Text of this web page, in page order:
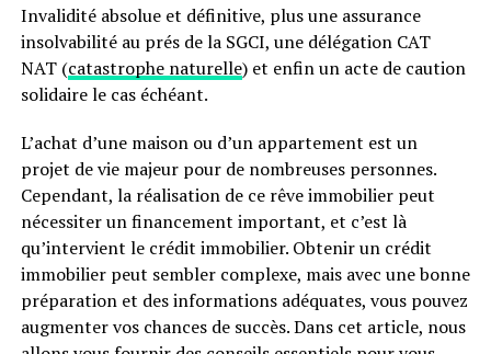
Invalidité absolue et définitive, plus une assurance
insolvabilité au prés de la SGCI, une délégation CAT
NAT (catastrophe naturelle) et enfin un acte de caution
solidaire le cas échéant.
L’achat d’une maison ou d’un appartement est un
projet de vie majeur pour de nombreuses personnes.
Cependant, la réalisation de ce rêve immobilier peut
nécessiter un financement important, et c’est là
qu’intervient le crédit immobilier. Obtenir un crédit
immobilier peut sembler complexe, mais avec une bonne
préparation et des informations adéquates, vous pouvez
augmenter vos chances de succès. Dans cet article, nous